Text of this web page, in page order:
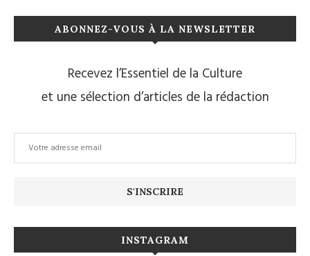
ABONNEZ-VOUS À LA NEWSLETTER
Recevez l’Essentiel de la Culture
et une sélection d’articles de la rédaction
INSTAGRAM